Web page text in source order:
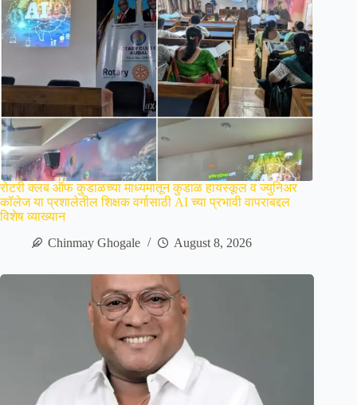
रोटरी क्लब ऑफ कुडाळच्या माध्यमातून कुडाळ हायस्कूल व ज्युनिअर
कॉलेज या प्रशालेतील शिक्षक वर्गासाठी AI च्या प्रभावी वापराबद्दल
विशेष व्याख्यान
Chinmay Ghogale
August 8, 2026